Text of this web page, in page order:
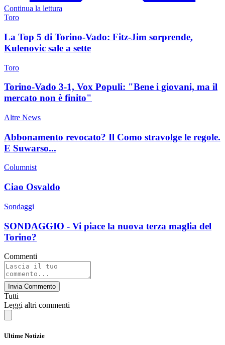
Continua la lettura
Toro
La Top 5 di Torino-Vado: Fitz-Jim sorprende,
Kulenovic sale a sette
Toro
Torino-Vado 3-1, Vox Populi: "Bene i giovani, ma il
mercato non è finito"
Altre News
Abbonamento revocato? Il Como stravolge le regole.
E Suwarso...
Columnist
Ciao Osvaldo
Sondaggi
SONDAGGIO - Vi piace la nuova terza maglia del
Torino?
Commenti
Invia Commento
Tutti
Leggi altri commenti
Ultime Notizie